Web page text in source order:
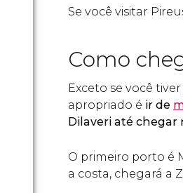
Se você visitar
Como
Exceto se você tiver
apropriado é ir de
Dilaveri até chegar
O primeiro porto é
a costa, chegará a